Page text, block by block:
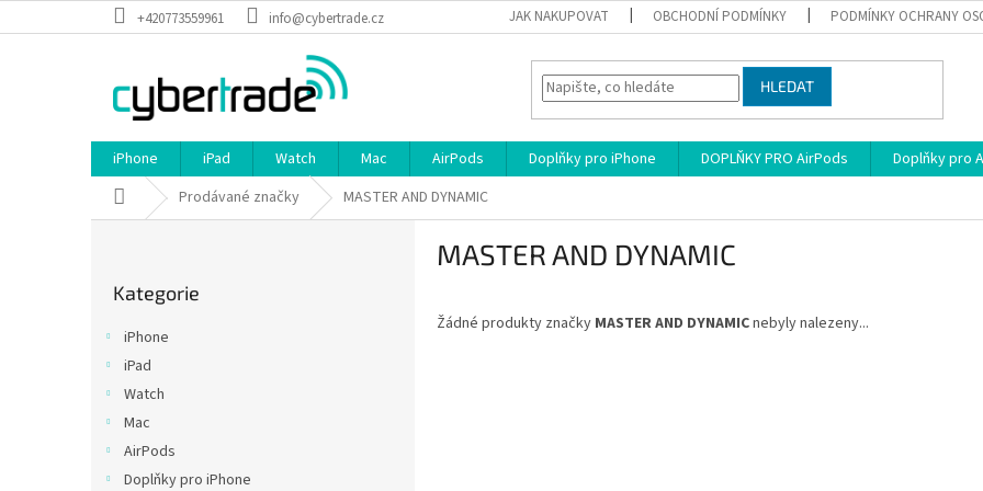
na
+420773559961 info@cybertrade.cz JAK NAKUPOVAT OBCHODNÍ PODMÍNKY PODMÍNKY OCHRANY
HLEDAT
iPhone iPad Watch Mac AirPods Doplňky pro iPhone DOPLŇKY PRO AirPods Doplňky pro
Domů Prodávané značky MASTER AND DYNAMIC
kategorie
Kategorie
iPhone
iPad
Watch
Mac
AirPods
Doplňky pro iPhone
MASTER AND DYNAMIC
Žádné produkty značky MASTER AND DYNAMICnebyly nalezeny...